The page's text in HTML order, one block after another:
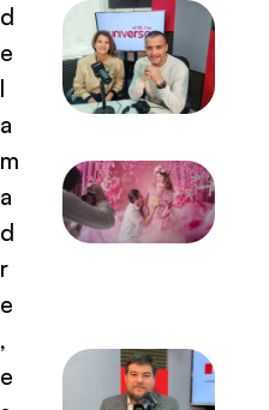
d
e
l
a
m
a
d
r
e
,
e